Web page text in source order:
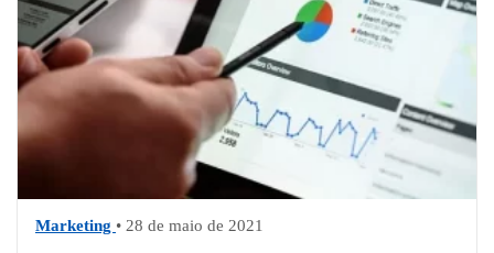
Marketing • 28 de maio de 2021